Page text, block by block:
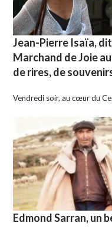
Jean-Pierre Isaïa,
Marchand de Joie
de rires, de
Vendredi soir, au cœur du
Edmond Sarran, un